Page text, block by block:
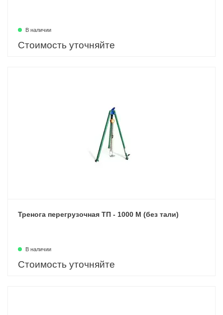
В наличии
Стоимость уточняйте
Тренога перегрузочная ТП - 1000 М (без тали)
В наличии
Стоимость уточняйте